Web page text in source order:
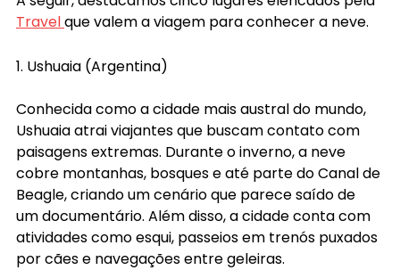
Travel que valem a viagem para conhecer a neve.
1. Ushuaia (Argentina)
Conhecida como a cidade mais austral do mundo,
Ushuaia atrai viajantes que buscam contato com
paisagens extremas. Durante o inverno, a neve
cobre montanhas, bosques e até parte do Canal de
Beagle, criando um cenário que parece saído de
um documentário. Além disso, a cidade conta com
atividades como esqui, passeios em trenós puxados
por cães e navegações entre geleiras.